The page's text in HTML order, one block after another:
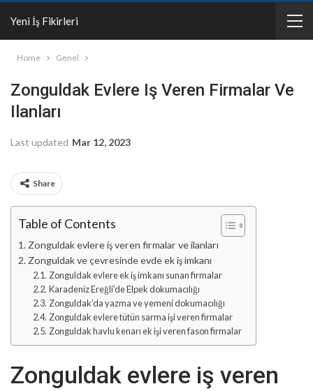
Yeni İş Fikirleri
Home Genel
Zonguldak Evlere Iş Veren Firmalar Ve
Ilanları
Last updated Mar 12, 2023
Share
Table of Contents
Zonguldak evlere iş veren firmalar ve ilanları
Zonguldak ve çevresinde evde ek iş imkanı
Zonguldak evlere ek iş imkanı sunan firmalar
Karadeniz Ereğli’de Elpek dokumacılığı
Zonguldak’da yazma ve yemeni dokumacılığı
Zonguldak evlere tütün sarma işi veren firmalar
Zonguldak havlu kenarı ek işi veren fason firmalar
Zonguldak evlere iş veren